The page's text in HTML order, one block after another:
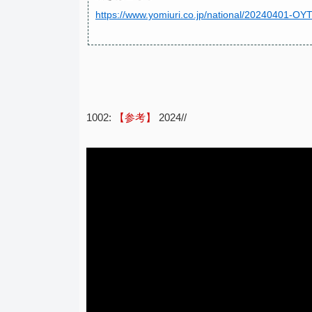
https://www.yomiuri.co.jp/national/20240401-
1002: 【参考】 2024//